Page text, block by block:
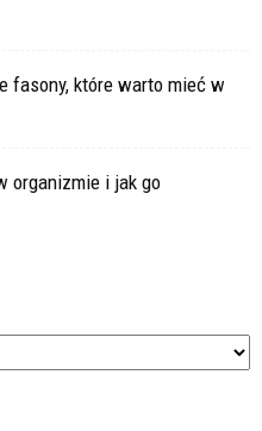
fasony, które warto mieć w
organizmie i jak go